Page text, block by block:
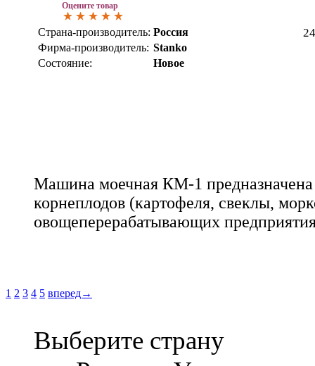
Оцените товар
Страна-производитель: Россия
Фирма-производитель: Stanko
Состояние:
Новое
Машина моечная КМ-1
корнеплодов (картофеля, свеклы,
овощеперерабатывающих
1 2 3 4 5 вперед→
Выберите страну